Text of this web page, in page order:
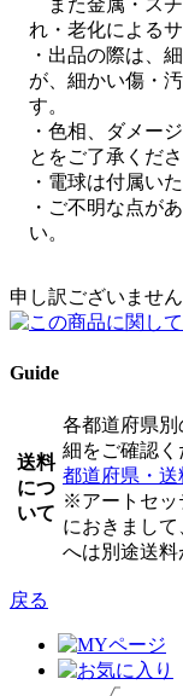
また金属・ス
れ・老化による
・出品の際は、
が、細かい傷・
す。
・色相、ダメー
とをご了承くださ
・電球は付属い
・ご不明な点が
い。
申し訳ございませ
Guide
送料
につ
いて
各都道府県
細をご確認く
都道府県・送
※アートセッ
におきまし
へは別途送料
戻る